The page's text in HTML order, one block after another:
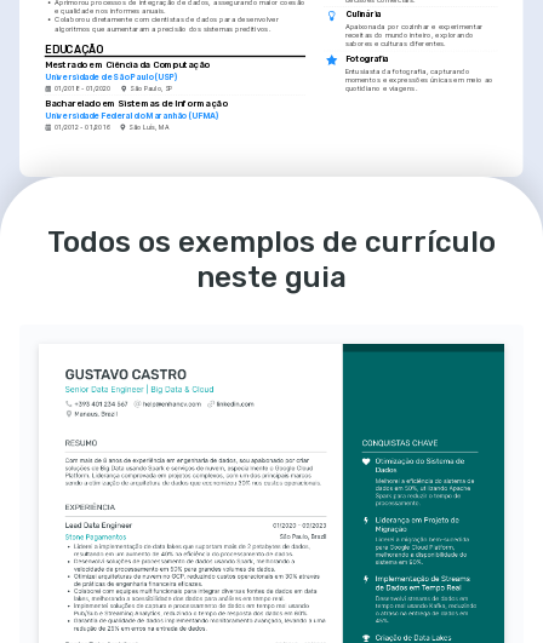
• Aprimorou processos de integração de dados, assegurando maior coesão
e qualidade nos informes anuais.
• Colaborou diretamente com cientistas de dados para desenvolver
algoritmos que aumentaram a precisão dos sistemas preditivos.
EDUCAÇÃO
Mestrado em Ciência da Computação
Universidade de São Paulo (USP)
01/2018 - 01/2020 São Paulo, SP
Bacharelado em Sistemas de Informação
Universidade Federal do Maranhão (UFMA)
01/2012 - 01/2016 São Luís, MA
Culinária
Apaixonada por cozinhar e experimentar
receitas do mundo inteiro, explorando
sabores e culturas diferentes.
Fotografia
Entusiasta da fotografia, capturando
momentos e expressões únicas em meio ao
quotidiano e viagens.
Todos os exemplos de currículo
neste guia